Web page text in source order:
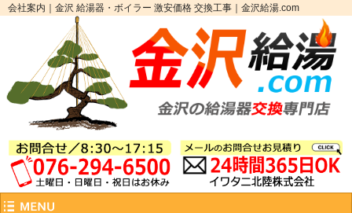
会社案内｜金沢 給湯器・ボイラー 激安価格 交換工事｜金沢給湯.com